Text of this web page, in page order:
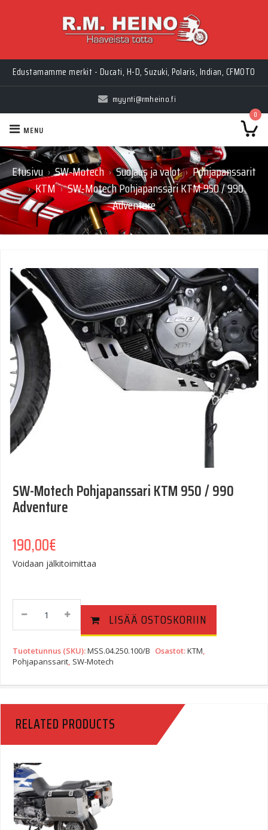
Edustamamme merkit - Ducati, H-D, Suzuki, Polaris, Indian, CFMOTO
myynti@rmheino.fi
0
MENU
Etusivu › SW-Motech › Suojaus ja valot › Pohjapanssarit
› KTM › SW-Motech Pohjapanssari KTM 950 / 990
Adventure
SW-Motech Pohjapanssari KTM 950 / 990
Adventure
190,00€
Voidaan jälkitoimittaa
KTM
950
990
LISÄÄ OSTOSKORIIN
Tuotetunnus (SKU):MSS.04.250.100/B Osastot:KTM,
Pohjapanssarit, SW-Motech
RELATED PRODUCTS